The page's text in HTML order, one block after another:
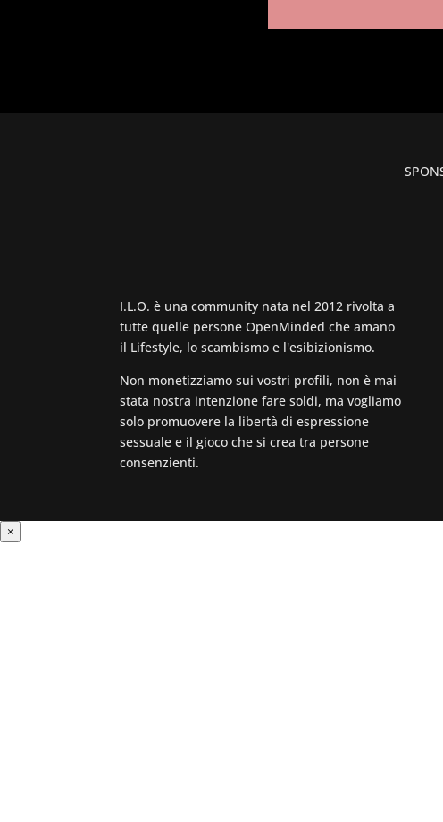
I.L.O. è una community nata nel 2012 rivolta a
tutte quelle persone OpenMinded che amano
il Lifestyle, lo scambismo e l'esibizionismo.
Non monetizziamo sui vostri profili, non è mai
stata nostra intenzione fare soldi, ma vogliamo
solo promuovere la libertà di espressione
sessuale e il gioco che si crea tra persone
consenzienti.
×